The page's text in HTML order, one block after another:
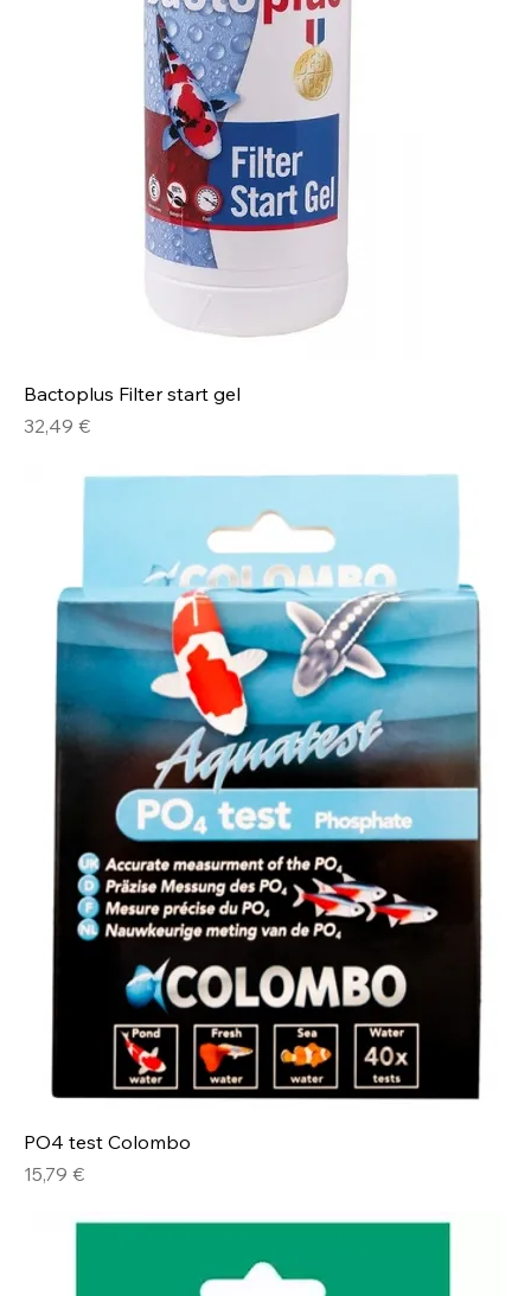
Bactoplus Filter start gel
Prix
32,49 €
PO4 test Colombo
Prix
15,79 €